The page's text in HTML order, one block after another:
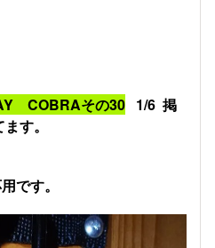
COBRAその30 1/6 掲
す。
です。